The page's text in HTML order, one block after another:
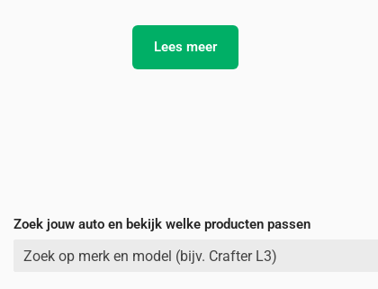
Lees meer
Zoek jouw auto en bekijk welke producten passen
Zoek op merk en model (bijv. Crafter L3)